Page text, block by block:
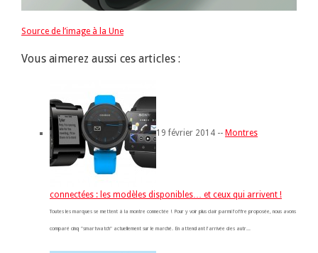
Source de l’image à la Une
Vous aimerez aussi ces articles :
19 février 2014 -- Montres
connectées : les modèles disponibles… et ceux qui arrivent !
Toutes les marques se mettent à la montre connectée ! Pour y voir plus clair parmi l'offre proposée, nous avons
comparé cinq "smartwatch" actuellement sur le marché. En attendant l'arrivée des autr...